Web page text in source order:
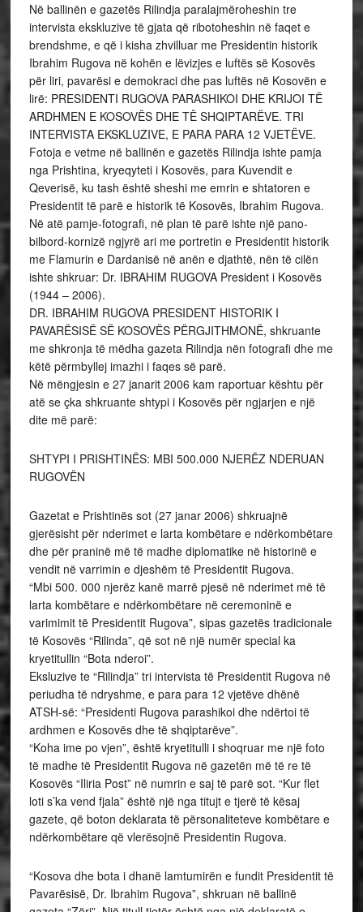
Në ballinën e gazetës Rilindja paralajmëroheshin tre
intervista ekskluzive të gjata që ribotoheshin në faqet e
brendshme, e që i kisha zhvilluar me Presidentin historik
Ibrahim Rugova në kohën e lëvizjes e luftës së Kosovës
për liri, pavarësi e demokraci dhe pas luftës në Kosovën e
lirë: PRESIDENTI RUGOVA PARASHIKOI DHE KRIJOI TË
ARDHMEN E KOSOVËS DHE TË SHQIPTARËVE. TRI
INTERVISTA EKSKLUZIVE, E PARA PARA 12 VJETËVE.
Fotoja e vetme në ballinën e gazetës Rilindja ishte pamja
nga Prishtina, kryeqyteti i Kosovës, para Kuvendit e
Qeverisë, ku tash është sheshi me emrin e shtatoren e
Presidentit të parë e historik të Kosovës, Ibrahim Rugova.
Në atë pamje-fotografi, në plan të parë ishte një pano-
bilbord-kornizë ngjyrë ari me portretin e Presidentit historik
me Flamurin e Dardanisë në anën e djathtë, nën të cilën
ishte shkruar: Dr. IBRAHIM RUGOVA President i Kosovës
(1944 – 2006).
DR. IBRAHIM RUGOVA PRESIDENT HISTORIK I
PAVARËSISË SË KOSOVËS PËRGJITHMONË, shkruante
me shkronja të mëdha gazeta Rilindja nën fotografi dhe me
këtë përmbyllej imazhi i faqes së parë.
Në mëngjesin e 27 janarit 2006 kam raportuar kështu për
atë se çka shkruante shtypi i Kosovës për ngjarjen e një
dite më parë:
SHTYPI I PRISHTINËS: MBI 500.000 NJERËZ NDERUAN
RUGOVËN
Gazetat e Prishtinës sot (27 janar 2006) shkruajnë
gjerësisht për nderimet e larta kombëtare e ndërkombëtare
dhe për praninë më të madhe diplomatike në historinë e
vendit në varrimin e djeshëm të Presidentit Rugova.
“Mbi 500. 000 njerëz kanë marrë pjesë në nderimet më të
larta kombëtare e ndërkombëtare në ceremoninë e
varimimit të Presidentit Rugova”, sipas gazetës tradicionale
të Kosovës “Rilinda”, që sot në një numër special ka
kryetitullin “Bota nderoi”.
Eksluzive te “Rilindja” tri intervista të Presidentit Rugova në
periudha të ndryshme, e para para 12 vjetëve dhënë
ATSH-së: “Presidenti Rugova parashikoi dhe ndërtoi të
ardhmen e Kosovës dhe të shqiptarëve”.
“Koha ime po vjen”, është kryetitulli i shoqruar me një foto
të madhe të Presidentit Rugova në gazetën më të re të
Kosovës “Iliria Post” në numrin e saj të parë sot. “Kur flet
loti s’ka vend fjala” është një nga titujt e tjerë të kësaj
gazete, që boton deklarata të përsonaliteteve kombëtare e
ndërkombëtare që vlerësojnë Presidentin Rugova.
“Kosova dhe bota i dhanë lamtumirën e fundit Presidentit të
Pavarësisë, Dr. Ibrahim Rugova”, shkruan në ballinë